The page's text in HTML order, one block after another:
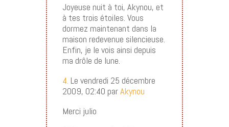
Joyeuse nuit à toi, Akynou, et
à tes trois étoiles. Vous
dormez maintenant dans la
maison redevenue silencieuse.
Enfin, je le vois ainsi depuis
ma drôle de lune.
4. Le vendredi 25 décembre
2009, 02:40 parAkynou
Merci julio